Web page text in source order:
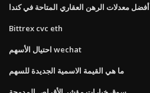
أفضل معدلات الرهن العقاري المتاحة في كندا
Bittrex cvc eth
احتيال الأسهم wechat
ما هي القيمة الاسمية الجديدة للسهم